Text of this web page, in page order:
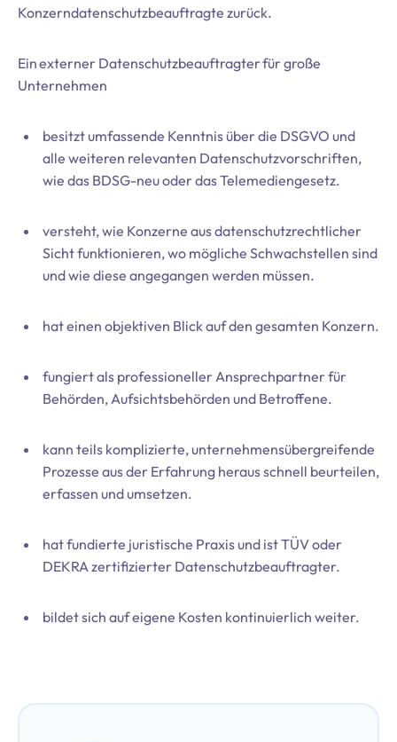
Konzerndatenschutzbeauftragte zurück.
Ein externer Datenschutzbeauftragter für große
Unternehmen
besitzt umfassende Kenntnis über die DSGVO und
alle weiteren relevanten Datenschutzvorschriften,
wie das BDSG-neu oder das Telemediengesetz.
versteht, wie Konzerne aus datenschutzrechtlicher
Sicht funktionieren, wo mögliche Schwachstellen sind
und wie diese angegangen werden müssen.
hat einen objektiven Blick auf den gesamten Konzern.
fungiert als professioneller Ansprechpartner für
Behörden, Aufsichtsbehörden und Betroffene.
kann teils komplizierte, unternehmensübergreifende
Prozesse aus der Erfahrung heraus schnell beurteilen,
erfassen und umsetzen.
hat fundierte juristische Praxis und ist TÜV oder
DEKRA zertifizierter Datenschutzbeauftragter.
bildet sich auf eigene Kosten kontinuierlich weiter.